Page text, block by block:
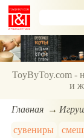
ToyByToy.com -
и
Главная
сувениры